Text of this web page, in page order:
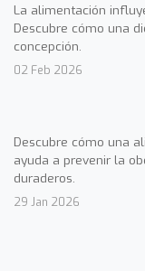
La alimentación
Descubre cómo una
concepción.
02 Feb 2026
Descubre cómo una
ayuda a prevenir la
duraderos.
29 Jan 2026